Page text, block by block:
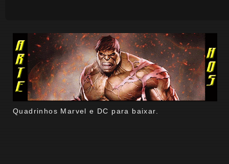
Quadrinhos Marvel e DC para baixar.